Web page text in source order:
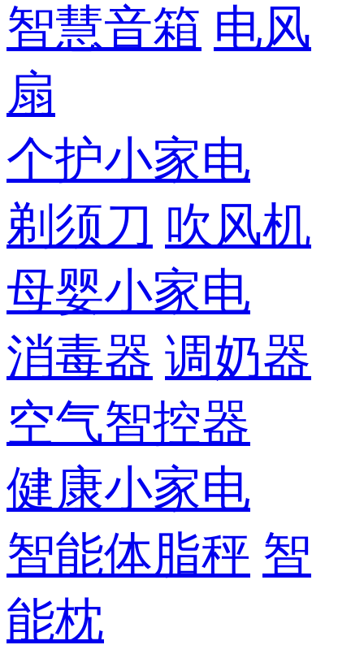
智慧音箱 电风
扇
个护小家电
剃须刀 吹风机
母婴小家电
消毒器 调奶器
空气智控器
健康小家电
智能体脂秤 智
能枕